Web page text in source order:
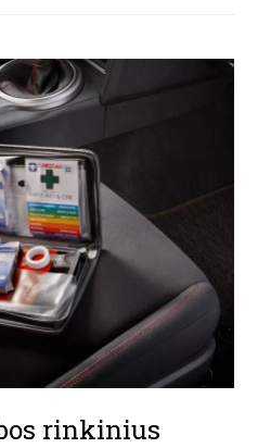
rinkinius